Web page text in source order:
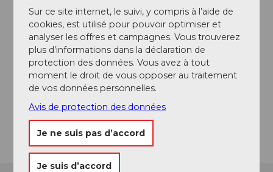
Arrivée et stationnement
Culinarium Alpinum
Contact
Mürgstrasse 18
Sur ce site internet, le suivi, y compris à l’aide de
cookies, est utilisé pour pouvoir optimiser et
analyser les offres et campagnes. Vous trouverez
plus d’informations dans la déclaration de
protection des données. Vous avez à tout
moment le droit de vous opposer au traitement
de vos données personnelles.
Avis de protection des données
Je ne suis pas d’accord
Je suis d’accord